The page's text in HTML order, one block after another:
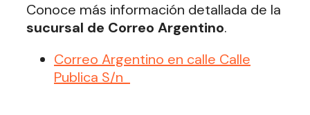
Conoce más información detallada de la
sucursal de Correo Argentino.
Correo Argentino en calle Calle
Publica S/n